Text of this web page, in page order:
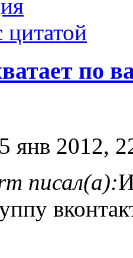
цитатой
по
янв 2012,
писал(а):